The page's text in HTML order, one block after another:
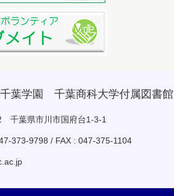
葉学園 千葉商科大学付属図書館
千葉県市川市国府台1-3-1
373-9798 / FAX : 047-375-1104